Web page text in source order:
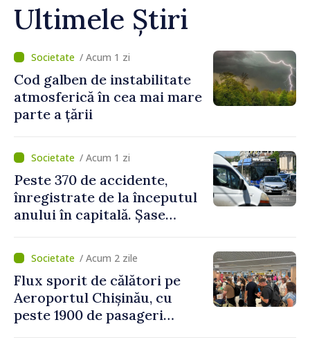
Ultimele Știri
/ Acum 1 zi
Cod galben de instabilitate
atmosferică în cea mai mare
parte a țării
/ Acum 1 zi
Peste 370 de accidente,
înregistrate de la începutul
anului în capitală. Șase
/ Acum 2 zile
Flux sporit de călători pe
Aeroportul Chișinău, cu
peste 1900 de pasageri